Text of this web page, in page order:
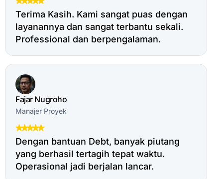
Terima Kasih. Kami sangat puas dengan
layanannya dan sangat terbantu sekali.
Professional dan berpengalaman.
Fajar Nugroho
Manajer Proyek
Dengan bantuan Debt, banyak piutang
yang berhasil tertagih tepat waktu.
Operasional jadi berjalan lancar.